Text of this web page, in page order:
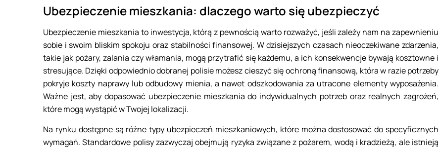
Ubezpieczenie mieszkania: dlaczego warto się ubezpieczyć
Ubezpieczenie mieszkania to inwestycja, którą z pewnością warto rozważyć, jeśli zależy nam na zapewnieniu
sobie i swoim bliskim spokoju oraz stabilności finansowej. W dzisiejszych czasach nieoczekiwane zdarzenia,
takie jak pożary, zalania czy włamania, mogą przytrafić się każdemu, a ich konsekwencje bywają kosztowne i
stresujące. Dzięki odpowiednio dobranej polisie możesz cieszyć się ochroną finansową, która w razie potrzeby
pokryje koszty naprawy lub odbudowy mienia, a nawet odszkodowania za utracone elementy wyposażenia.
Ważne jest, aby dopasować ubezpieczenie mieszkania do indywidualnych potrzeb oraz realnych zagrożeń,
które mogą wystąpić w Twojej lokalizacji.
Na rynku dostępne są różne typy ubezpieczeń mieszkaniowych, które można dostosować do specyficznych
wymagań. Standardowe polisy zazwyczaj obejmują ryzyka związane z pożarem, wodą i kradzieżą, ale istnieją